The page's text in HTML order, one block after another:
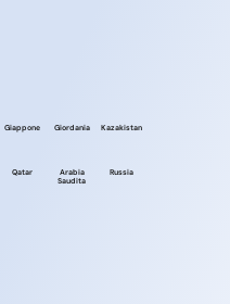
Giappone Giordania Kazakistan
Qatar
Arabia
Saudita
Russia